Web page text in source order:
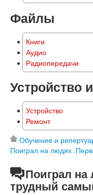
Файлы
Книги
Аудио
Радиопередачи
Устройство
Устройство
Ремонт
Обучение и
Поиграл на людях
Поиграл на
трудный